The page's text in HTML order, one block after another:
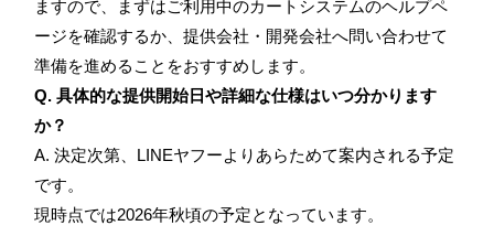
ますので、まずはご利用中のカートシステムのヘルプペ
ージを確認するか、提供会社・開発会社へ問い合わせて
準備を進めることをおすすめします。
Q. 具体的な提供開始日や詳細な仕様はいつ分かります
か？
A. 決定次第、LINEヤフーよりあらためて案内される予定
です。
現時点では2026年秋頃の予定となっています。